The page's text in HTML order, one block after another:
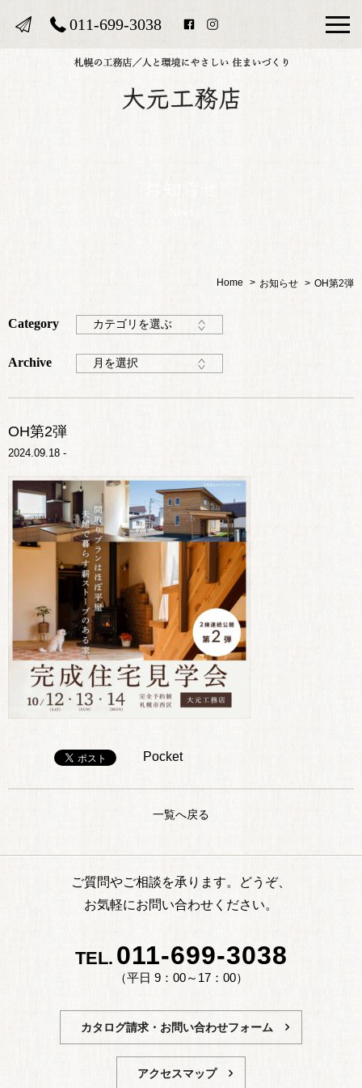
011-699-3038
Home お知らせ OH第2弾
Category カテゴリを選ぶ
Archive 月を選択
OH第2弾
2024.09.18 -
Pocket
一覧へ戻る
ご質問やご相談を承ります。どうぞ、
お気軽にお問い合わせください。
TEL. 011-699-3038
（平日 9：00～17：00）
カタログ請求・お問い合わせフォーム
アクセスマップ